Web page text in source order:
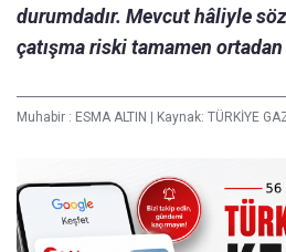
durumdadır. Mevcut hâliyle
çatışma riski tamamen ortadan
Muhabir : ESMA ALTIN | Kaynak: TÜRKİYE